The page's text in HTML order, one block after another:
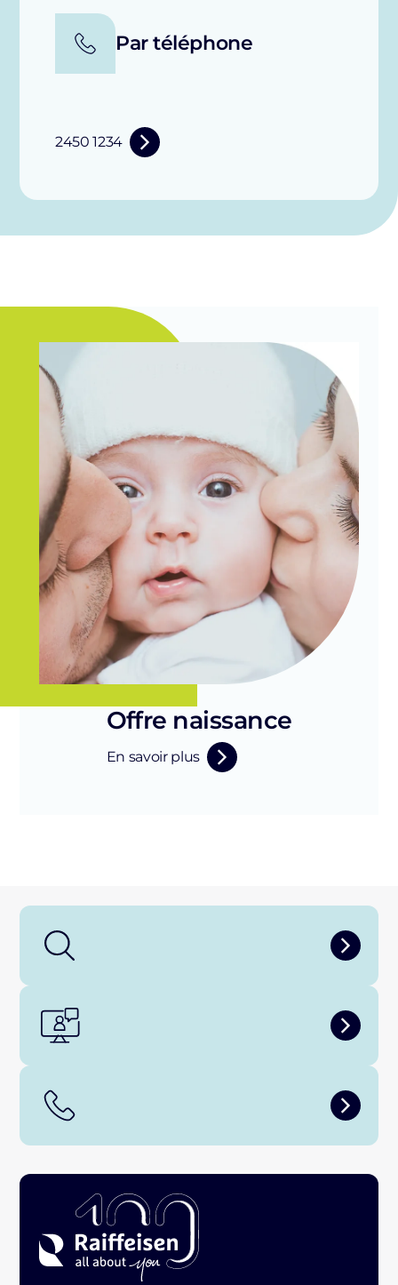
Par téléphone
2450 1234
Offre naissance
En savoir plus